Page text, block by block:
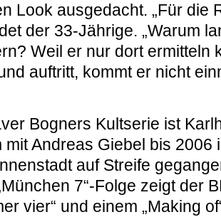
Look ausgedacht. „Für die
der 33-Jährige. „Warum
Weil er nur dort ermitteln
auftritt, kommt er nicht
Bogners Kultserie ist
mit Andreas Giebel bis 2006
auf Streife
7“-Folge zeigt der
vier“ und einem „Making